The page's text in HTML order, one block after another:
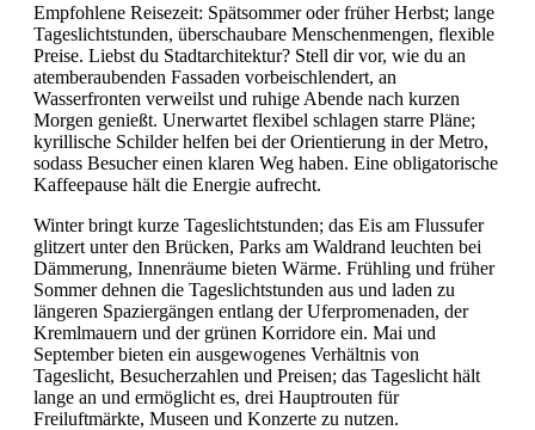
Empfohlene Reisezeit: Spätsommer oder früher Herbst; lange
Tageslichtstunden, überschaubare Menschenmengen, flexible
Preise. Liebst du Stadtarchitektur? Stell dir vor, wie du an
atemberaubenden Fassaden vorbeischlendert, an
Wasserfronten verweilst und ruhige Abende nach kurzen
Morgen genießt. Unerwartet flexibel schlagen starre Pläne;
kyrillische Schilder helfen bei der Orientierung in der Metro,
sodass Besucher einen klaren Weg haben. Eine obligatorische
Kaffeepause hält die Energie aufrecht.
Winter bringt kurze Tageslichtstunden; das Eis am Flussufer
glitzert unter den Brücken, Parks am Waldrand leuchten bei
Dämmerung, Innenräume bieten Wärme. Frühling und früher
Sommer dehnen die Tageslichtstunden aus und laden zu
längeren Spaziergängen entlang der Uferpromenaden, der
Kremlmauern und der grünen Korridore ein. Mai und
September bieten ein ausgewogenes Verhältnis von
Tageslicht, Besucherzahlen und Preisen; das Tageslicht hält
lange an und ermöglicht es, drei Hauptrouten für
Freiluftmärkte, Museen und Konzerte zu nutzen.